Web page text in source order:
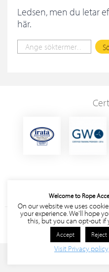
Ledsen, men du letar
här.
Följ oss på sociala
Rope Access Sverige AB •
Welcome to Rope
On our website we uses
your experience. We'll hope
this, but you can opt-out if
Accept Reject
Visit Privacy policy